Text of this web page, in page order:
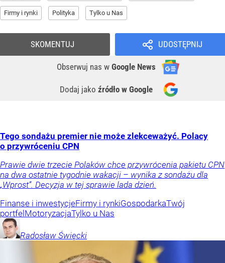
Firmy i rynki Polityka Tylko u Nas
UDOSTĘPNIJ
Obserwuj nas w Google News
Dodaj jako źródło w Google
SKOMENTUJ
Tego sondażu premier nie może zlekceważyć. Polacy
o przywróceniu CPN
Prawie dwie trzecie Polaków chce przywrócenia pakietu CPN
na dwa ostatnie tygodnie wakacji – wynika z sondażu dla
„Wprost”. Decyzja w tej sprawie lada dzień.
Finanse i inwestycjeFirmy i rynkiGospodarkaTwój
portfelMotoryzacjaTylko u Nas
Radosław Święcki